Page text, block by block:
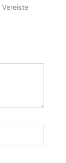
Vereiste